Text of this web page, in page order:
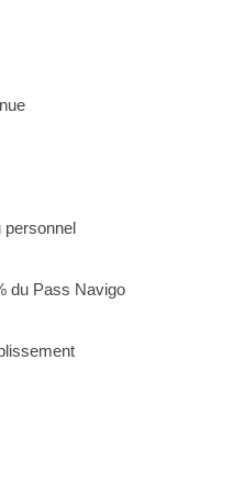
personnel
du Pass Navigo